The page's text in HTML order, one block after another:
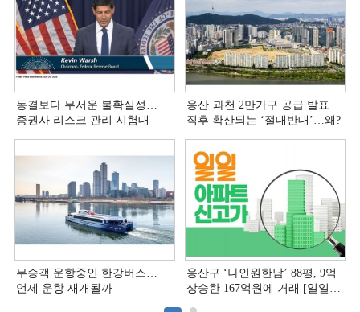
동결보다 무서운 불확실성…
증권사 리스크 관리 시험대
용산·과천 2만가구 공급 발표
직후 확산되는 ‘절대반대’…왜?
무승객 운항중인 한강버스…
언제 운항 재개될까
용산구 ‘나인원한남’ 88평, 9억
상승한 167억원에 거래 [일일